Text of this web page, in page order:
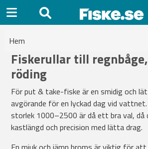
Hem
Fiskerullar till
röding
För put & take-fiske är en smidig och
avgörande för en lyckad dag vid vattnet.
storlek 1000–2500 är då ett bra val, då
kastlängd och precision med lätta drag.